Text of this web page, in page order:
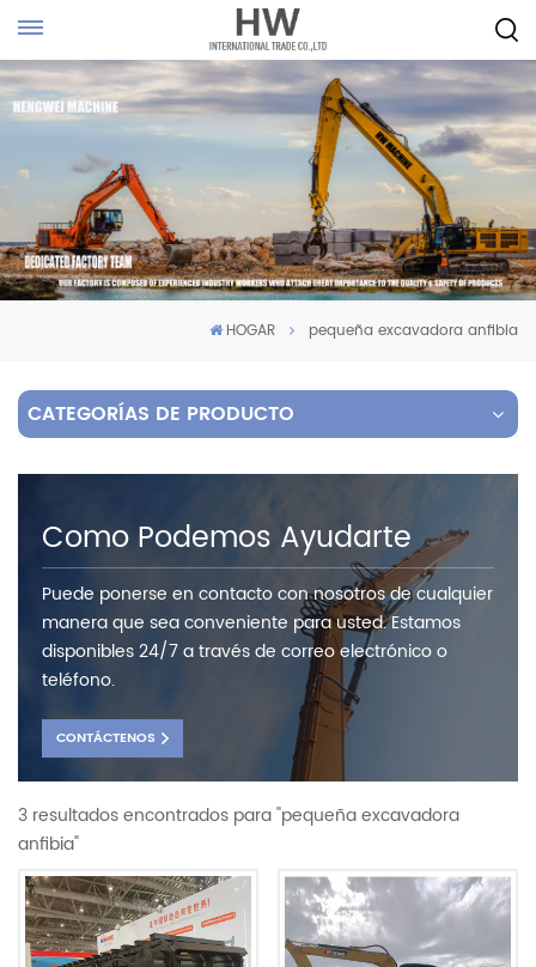
HOGAR pequeña excavadora anfibia
CATEGORÍAS DE PRODUCTO
Como Podemos Ayudarte
Puede ponerse en contacto con nosotros de cualquier
manera que sea conveniente para usted. Estamos
disponibles 24/7 a través de correo electrónico o
teléfono.
CONTÁCTENOS
3 resultados encontrados para "pequeña excavadora
anfibia"